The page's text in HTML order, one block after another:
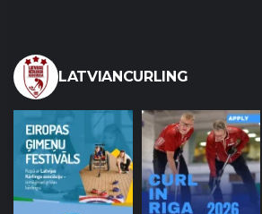
LATVIANCURLING